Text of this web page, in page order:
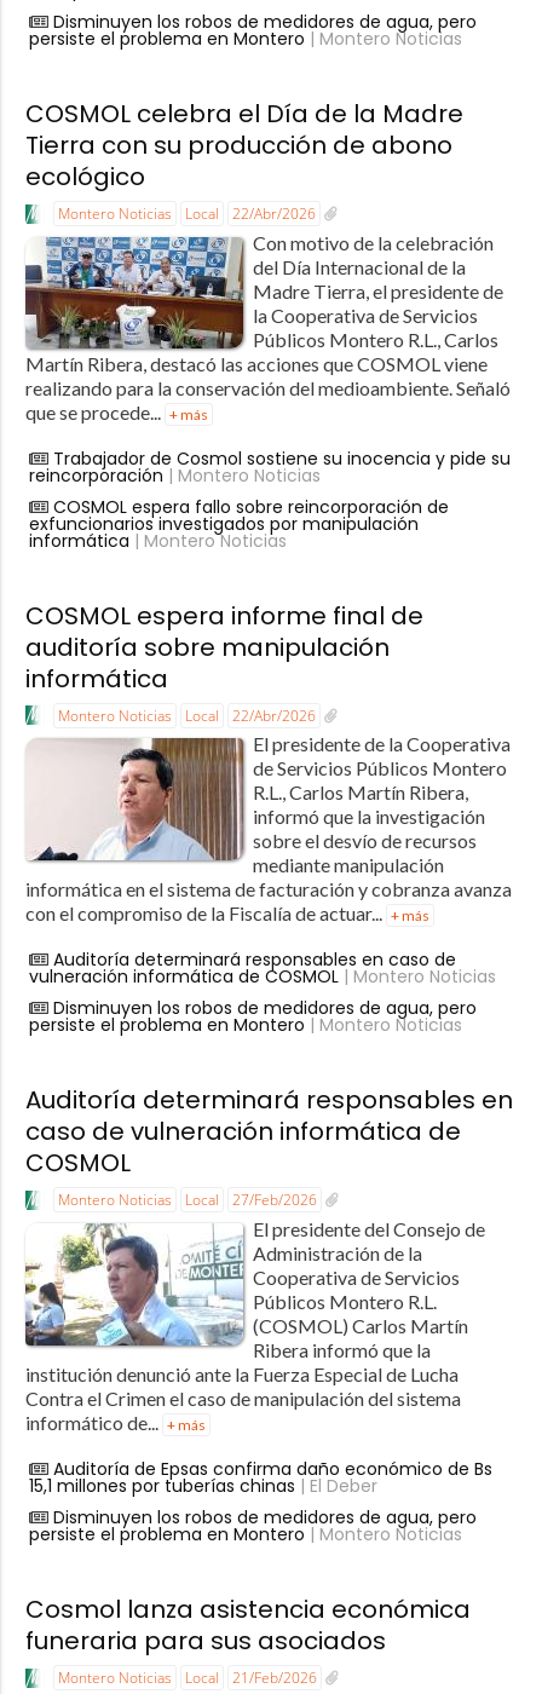
Disminuyen los robos de medidores de agua, pero
persiste el problema en Montero | Montero Noticias
COSMOL celebra el Día de la Madre
Tierra con su producción de abono
ecológico
Montero Noticias Local 22/Abr/2026
Con motivo de la celebración
del Día Internacional de la
Madre Tierra, el presidente de
la Cooperativa de Servicios
Públicos Montero R.L., Carlos
Martín Ribera, destacó las acciones que COSMOL viene
realizando para la conservación del medioambiente. Señaló
que se procede...
+ más
Trabajador de Cosmol sostiene su inocencia y pide su
reincorporación | Montero Noticias
COSMOL espera fallo sobre reincorporación de
exfuncionarios investigados por manipulación
informática | Montero Noticias
COSMOL espera informe final de
auditoría sobre manipulación
informática
Montero Noticias Local 22/Abr/2026
El presidente de la Cooperativa
de Servicios Públicos Montero
R.L., Carlos Martín Ribera,
informó que la investigación
sobre el desvío de recursos
mediante manipulación
informática en el sistema de facturación y cobranza avanza
con el compromiso de la Fiscalía de actuar... + más
Auditoría determinará responsables en caso de
vulneración informática de COSMOL| Montero Noticias
Disminuyen los robos de medidores de agua, pero
persiste el problema en Montero | Montero Noticias
Auditoría determinará responsables en
caso de vulneración informática de
COSMOL
Montero Noticias Local 27/Feb/2026
El presidente del Consejo de
Administración de la
Cooperativa de Servicios
Públicos Montero R.L.
(COSMOL) Carlos Martín
Ribera informó que la
institución denunció ante la Fuerza Especial de Lucha
Contra el Crimen el caso de manipulación del sistema
informático de... + más
Auditoría de Epsas confirma daño económico de Bs
15,1 millones por tuberías chinas | El Deber
Disminuyen los robos de medidores de agua, pero
persiste el problema en Montero | Montero Noticias
Cosmol lanza asistencia económica
funeraria para sus asociados
Montero Noticias Local 21/Feb/2026